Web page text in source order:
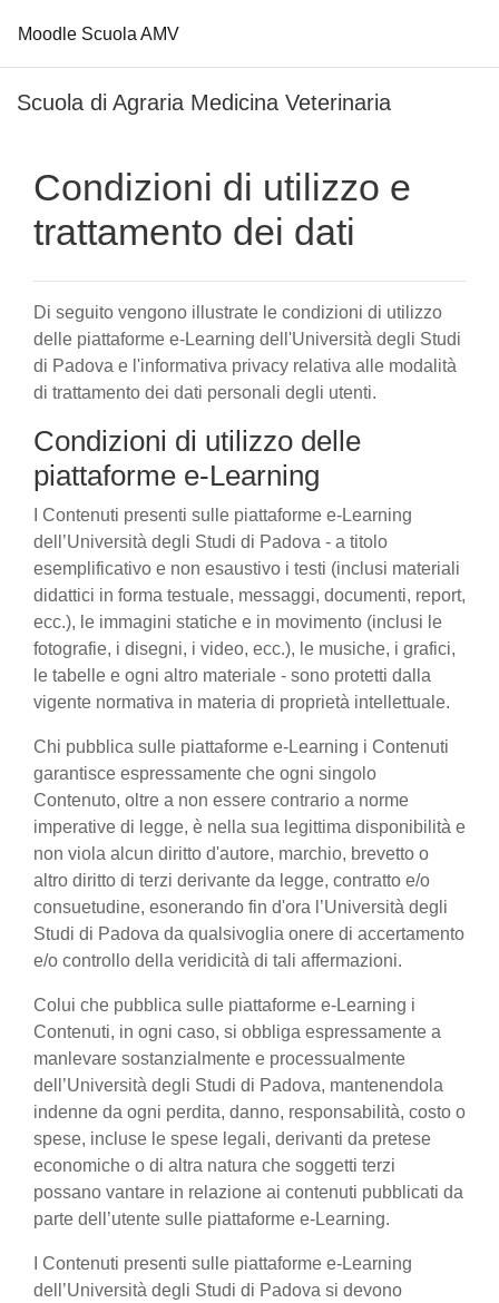
Moodle Scuola AMV
Scuola di Agraria Medicina Veterinaria
Condizioni di utilizzo e
trattamento dei dati
Di seguito vengono illustrate le condizioni di utilizzo
delle piattaforme e-Learning dell'Università degli Studi
di Padova e l'informativa privacy relativa alle modalità
di trattamento dei dati personali degli utenti.
Condizioni di utilizzo delle
piattaforme e-Learning
I Contenuti presenti sulle piattaforme e-Learning
dell’Università degli Studi di Padova - a titolo
esemplificativo e non esaustivo i testi (inclusi materiali
didattici in forma testuale, messaggi, documenti, report,
ecc.), le immagini statiche e in movimento (inclusi le
fotografie, i disegni, i video, ecc.), le musiche, i grafici,
le tabelle e ogni altro materiale - sono protetti dalla
vigente normativa in materia di proprietà intellettuale.
Chi pubblica sulle piattaforme e-Learning i Contenuti
garantisce espressamente che ogni singolo
Contenuto, oltre a non essere contrario a norme
imperative di legge, è nella sua legittima disponibilità e
non viola alcun diritto d'autore, marchio, brevetto o
altro diritto di terzi derivante da legge, contratto e/o
consuetudine, esonerando fin d'ora l’Università degli
Studi di Padova da qualsivoglia onere di accertamento
e/o controllo della veridicità di tali affermazioni.
Colui che pubblica sulle piattaforme e-Learning i
Contenuti, in ogni caso, si obbliga espressamente a
manlevare sostanzialmente e processualmente
dell’Università degli Studi di Padova, mantenendola
indenne da ogni perdita, danno, responsabilità, costo o
spese, incluse le spese legali, derivanti da pretese
economiche o di altra natura che soggetti terzi
possano vantare in relazione ai contenuti pubblicati da
parte dell’utente sulle piattaforme e-Learning.
I Contenuti presenti sulle piattaforme e-Learning
dell’Università degli Studi di Padova si devono